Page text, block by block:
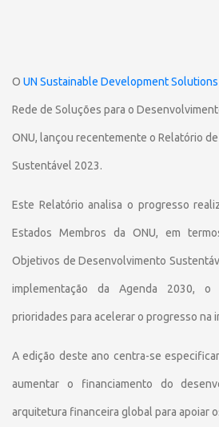
O UN Sustainable Development
Rede de Soluções para o
ONU, lançou recentemente o Relatório
Sustentável 2023.
Este Relatório analisa o progresso
Estados Membros da ONU, em
Objetivos de Desenvolvimento
implementação da Agenda 2030, o
prioridades para acelerar o progresso na
A edição deste ano centra-se
aumentar o financiamento do
arquitetura financeira global para apoiar